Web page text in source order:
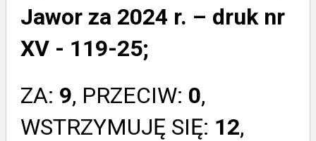
Jawor za 2024 r. – druk nr
XV - 119-25;
ZA: 9, PRZECIW: 0,
WSTRZYMUJĘ SIĘ: 12,